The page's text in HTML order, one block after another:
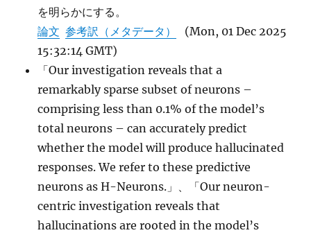
を明らかにする。
論文 参考訳（メタデータ）
(Mon, 01 Dec 2025
15:32:14 GMT)
「Our investigation reveals that a
remarkably sparse subset of neurons –
comprising less than 0.1% of the model’s
total neurons – can accurately predict
whether the model will produce hallucinated
responses. We refer to these predictive
neurons as H-Neurons.」、「Our neuron-
centric investigation reveals that
hallucinations are rooted in the model’s